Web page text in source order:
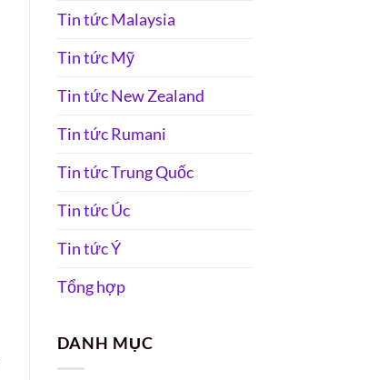
Tin tức Malaysia
Tin tức Mỹ
Tin tức New Zealand
Tin tức Rumani
Tin tức Trung Quốc
Tin tức Úc
Tin tức Ý
Tổng hợp
DANH MỤC